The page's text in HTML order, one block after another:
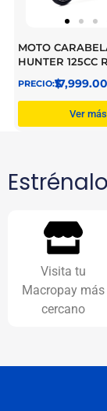
MOTO
HUNTER 125CC
$
17,999.00
Ver más
Visita tu
Macropay más
cercano